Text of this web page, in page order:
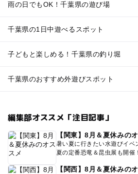
雨の日でもOK！千葉県の遊び場
千葉県の1日中遊べるスポット
子どもと楽しめる！千葉県の釣り堀
千葉県のおすすめ外遊びスポット
編集部オススメ「注目記事」
【関東】8月＆夏休みの
暑い夏に行きたい水遊びイベ
夏の定番恐竜＆昆虫展も開催！
【関西】8月＆夏休みの